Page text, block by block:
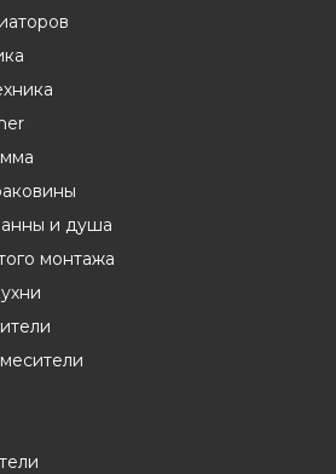
и душа
монтажа